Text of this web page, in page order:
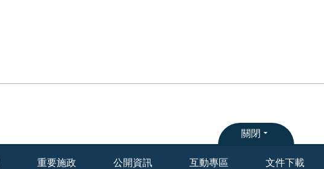
關閉
重要施政 公開資訊 互動專區 文件下載